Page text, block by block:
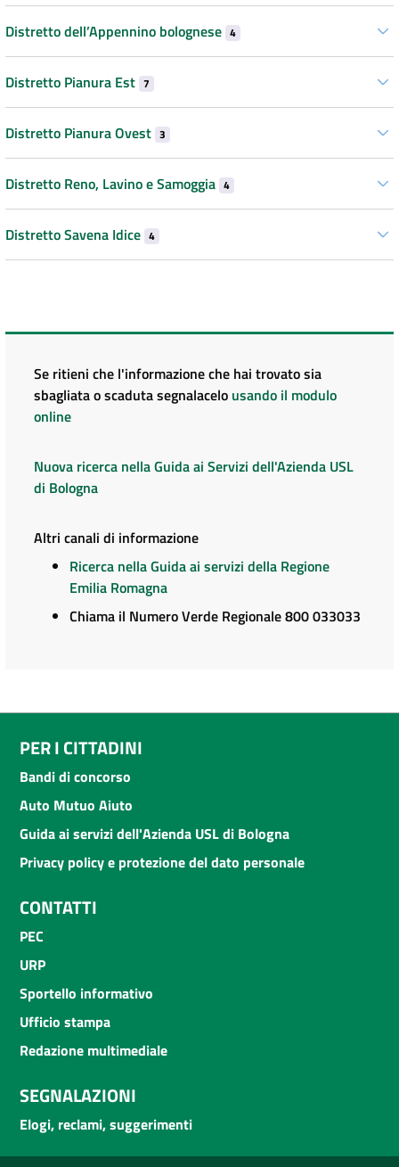
Distretto dell’Appennino bolognese 4
Distretto Pianura Est 7
Distretto Pianura Ovest 3
Distretto Reno, Lavino e Samoggia 4
Distretto Savena Idice 4
Se ritieni che l'informazione che hai trovato sia
sbagliata o scaduta segnalacelo usando il modulo
online
Nuova ricerca nella Guida ai Servizi dell'Azienda USL
di Bologna
Altri canali di informazione
Ricerca nella Guida ai servizi della Regione
Emilia Romagna
Chiama il Numero Verde Regionale 800 033033
PER I CITTADINI
Bandi di concorso
Auto Mutuo Aiuto
Guida ai servizi dell'Azienda USL di Bologna
Privacy policy e protezione del dato personale
CONTATTI
PEC
URP
Sportello informativo
Ufficio stampa
Redazione multimediale
SEGNALAZIONI
Elogi, reclami, suggerimenti